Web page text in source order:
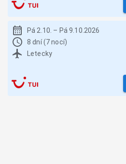
Pá 2.10. – Pá 9.10.2026
8 dní (7 nocí)
Letecky